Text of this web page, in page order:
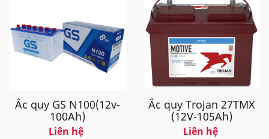
Ắc quy GS N100(12v-
100Ah)
Liên hệ
Ắc quy Trojan 27TMX
(12V-105Ah)
Liên hệ